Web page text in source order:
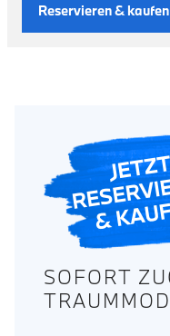
Reservieren & kaufen
SOFORT